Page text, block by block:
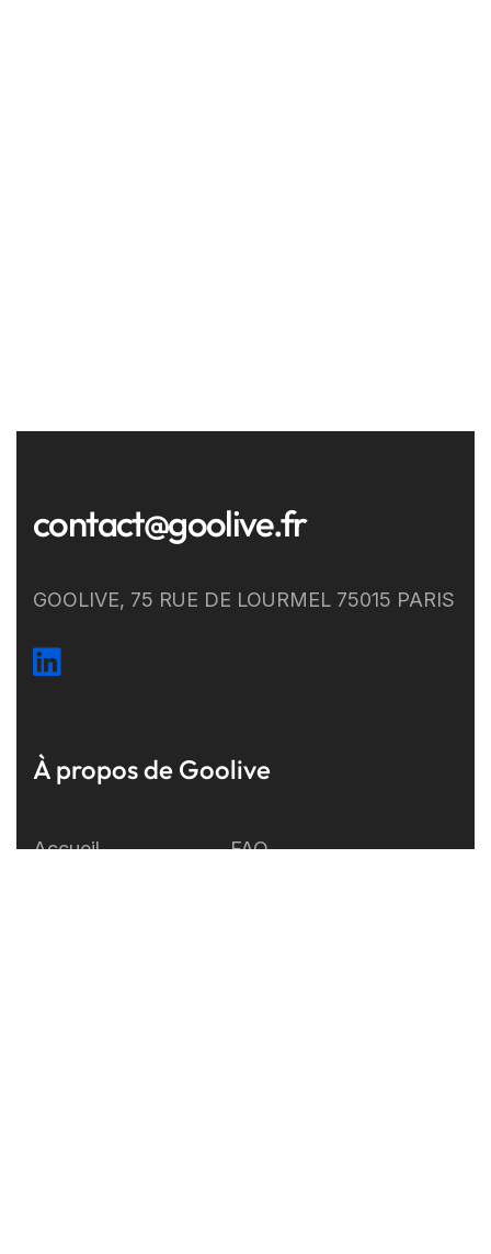
contact@goolive.fr
GOOLIVE, 75 RUE DE LOURMEL 75015 PARIS
À propos de Goolive
Accueil FAQ